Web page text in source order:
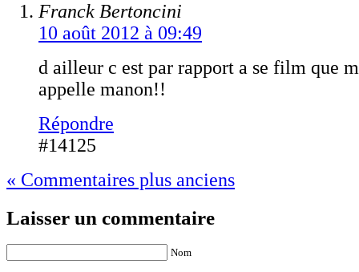
Franck Bertoncini
10 août 2012 à 09:49
d ailleur c est par rapport a se film que
appelle manon!!
Répondre
#14125
« Commentaires plus anciens
Laisser un commentaire
Nom